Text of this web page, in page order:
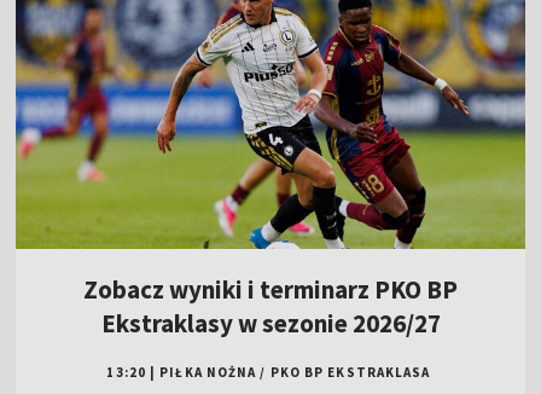
Zobacz wyniki i terminarz PKO BP
Ekstraklasy w sezonie 2026/27
13:20 PIŁKA NOŻNA / PKO BP EKSTRAKLASA